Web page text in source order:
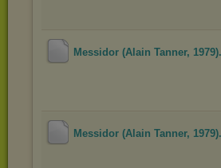
Messidor (Alain Tanner,
Messidor (Alain Tanner,